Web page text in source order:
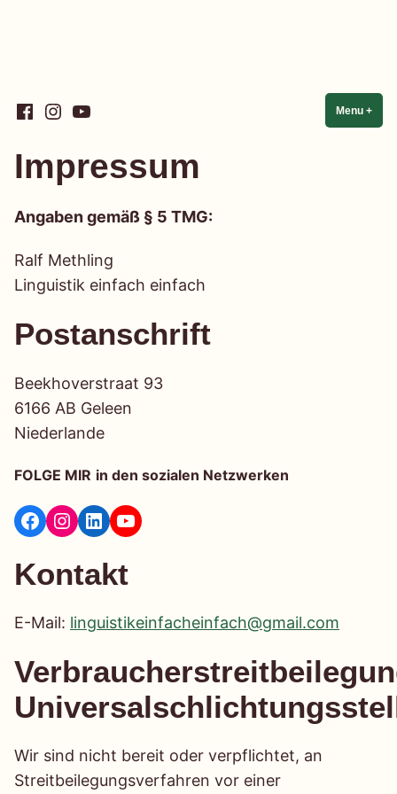
Linguistik einfach einfach Menu +
Facebook
Instagram
YouTube
Impressum
Angaben gemäß § 5 TMG:
Ralf Methling
Linguistik einfach einfach
Postanschrift
Beekhoverstraat 93
6166 AB Geleen
Niederlande
FOLGE MIR in den sozialen Netzwerken
Facebook
Instagram
LinkedInYouTube
Kontakt
E-Mail: linguistikeinfacheinfach@gmail.com
Wir sind nicht bereit oder verpflichtet, an
Streitbeilegungsverfahren vor einer